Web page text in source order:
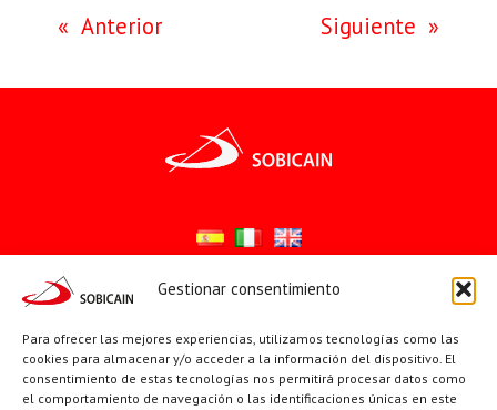
Gestionar consentimiento
Para ofrecer las mejores experiencias, utilizamos tecnologías como las
cookies para almacenar y/o acceder a la información del dispositivo. El
consentimiento de estas tecnologías nos permitirá procesar datos como
el comportamiento de navegación o las identificaciones únicas en este
« Anterior Siguiente »
YouTube
X Facebook